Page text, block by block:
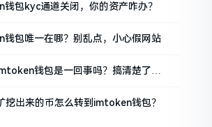
包kyc通道关闭，你的资产咋办？
包唯一在哪？别乱点，小心假网站
钱包是一回事吗？搞清楚了再
挖出来的币怎么转到imtoken钱包？